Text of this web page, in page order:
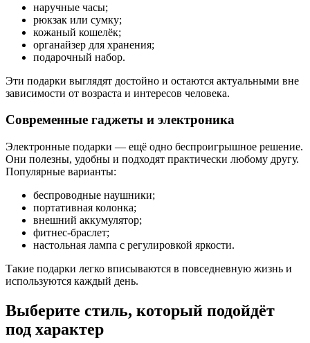
наручные часы;
рюкзак или сумку;
кожаный кошелёк;
органайзер для хранения;
подарочный набор.
Эти подарки выглядят достойно и остаются актуальными вне
зависимости от возраста и интересов человека.
Современные гаджеты и электроника
Электронные подарки — ещё одно беспроигрышное решение.
Они полезны, удобны и подходят практически любому другу.
Популярные варианты:
беспроводные наушники;
портативная колонка;
внешний аккумулятор;
фитнес-браслет;
настольная лампа с регулировкой яркости.
Такие подарки легко вписываются в повседневную жизнь и
используются каждый день.
Выберите стиль, который подойдёт
под характер